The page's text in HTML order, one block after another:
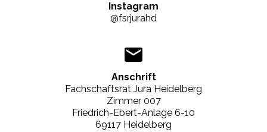
Instagram
@fsrjurahd
Anschrift
Fachschaftsrat Jura Heidelberg
Zimmer 007
Friedrich-Ebert-Anlage 6-10
69117 Heidelberg